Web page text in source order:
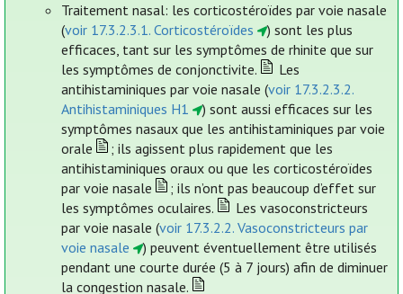
Traitement nasal: les corticostéroïdes par voie nasale
(voir 17.3.2.3.1. Corticostéroïdes
) sont les plus
efficaces, tant sur les symptômes de rhinite que sur
les symptômes de conjonctivite.
Les
antihistaminiques par voie nasale (voir 17.3.2.3.2.
Antihistaminiques H1
) sont aussi efficaces sur les
symptômes nasaux que les antihistaminiques par voie
orale
; ils agissent plus rapidement que les
antihistaminiques oraux ou que les corticostéroïdes
par voie nasale
; ils n’ont pas beaucoup d’effet sur
les symptômes oculaires.
Les vasoconstricteurs
par voie nasale (voir 17.3.2.2. Vasoconstricteurs par
voie nasale
) peuvent éventuellement être utilisés
pendant une courte durée (5 à 7 jours) afin de diminuer
la congestion nasale.